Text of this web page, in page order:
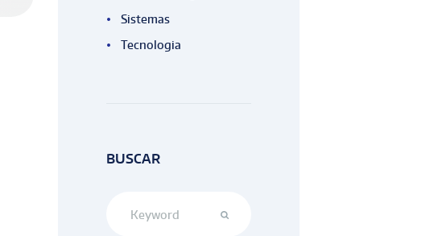
Sistemas
Tecnologia
BUSCAR